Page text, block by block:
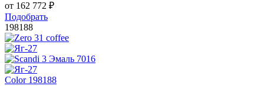
от 162 772 ₽
Подобрать
198188
Color 198188